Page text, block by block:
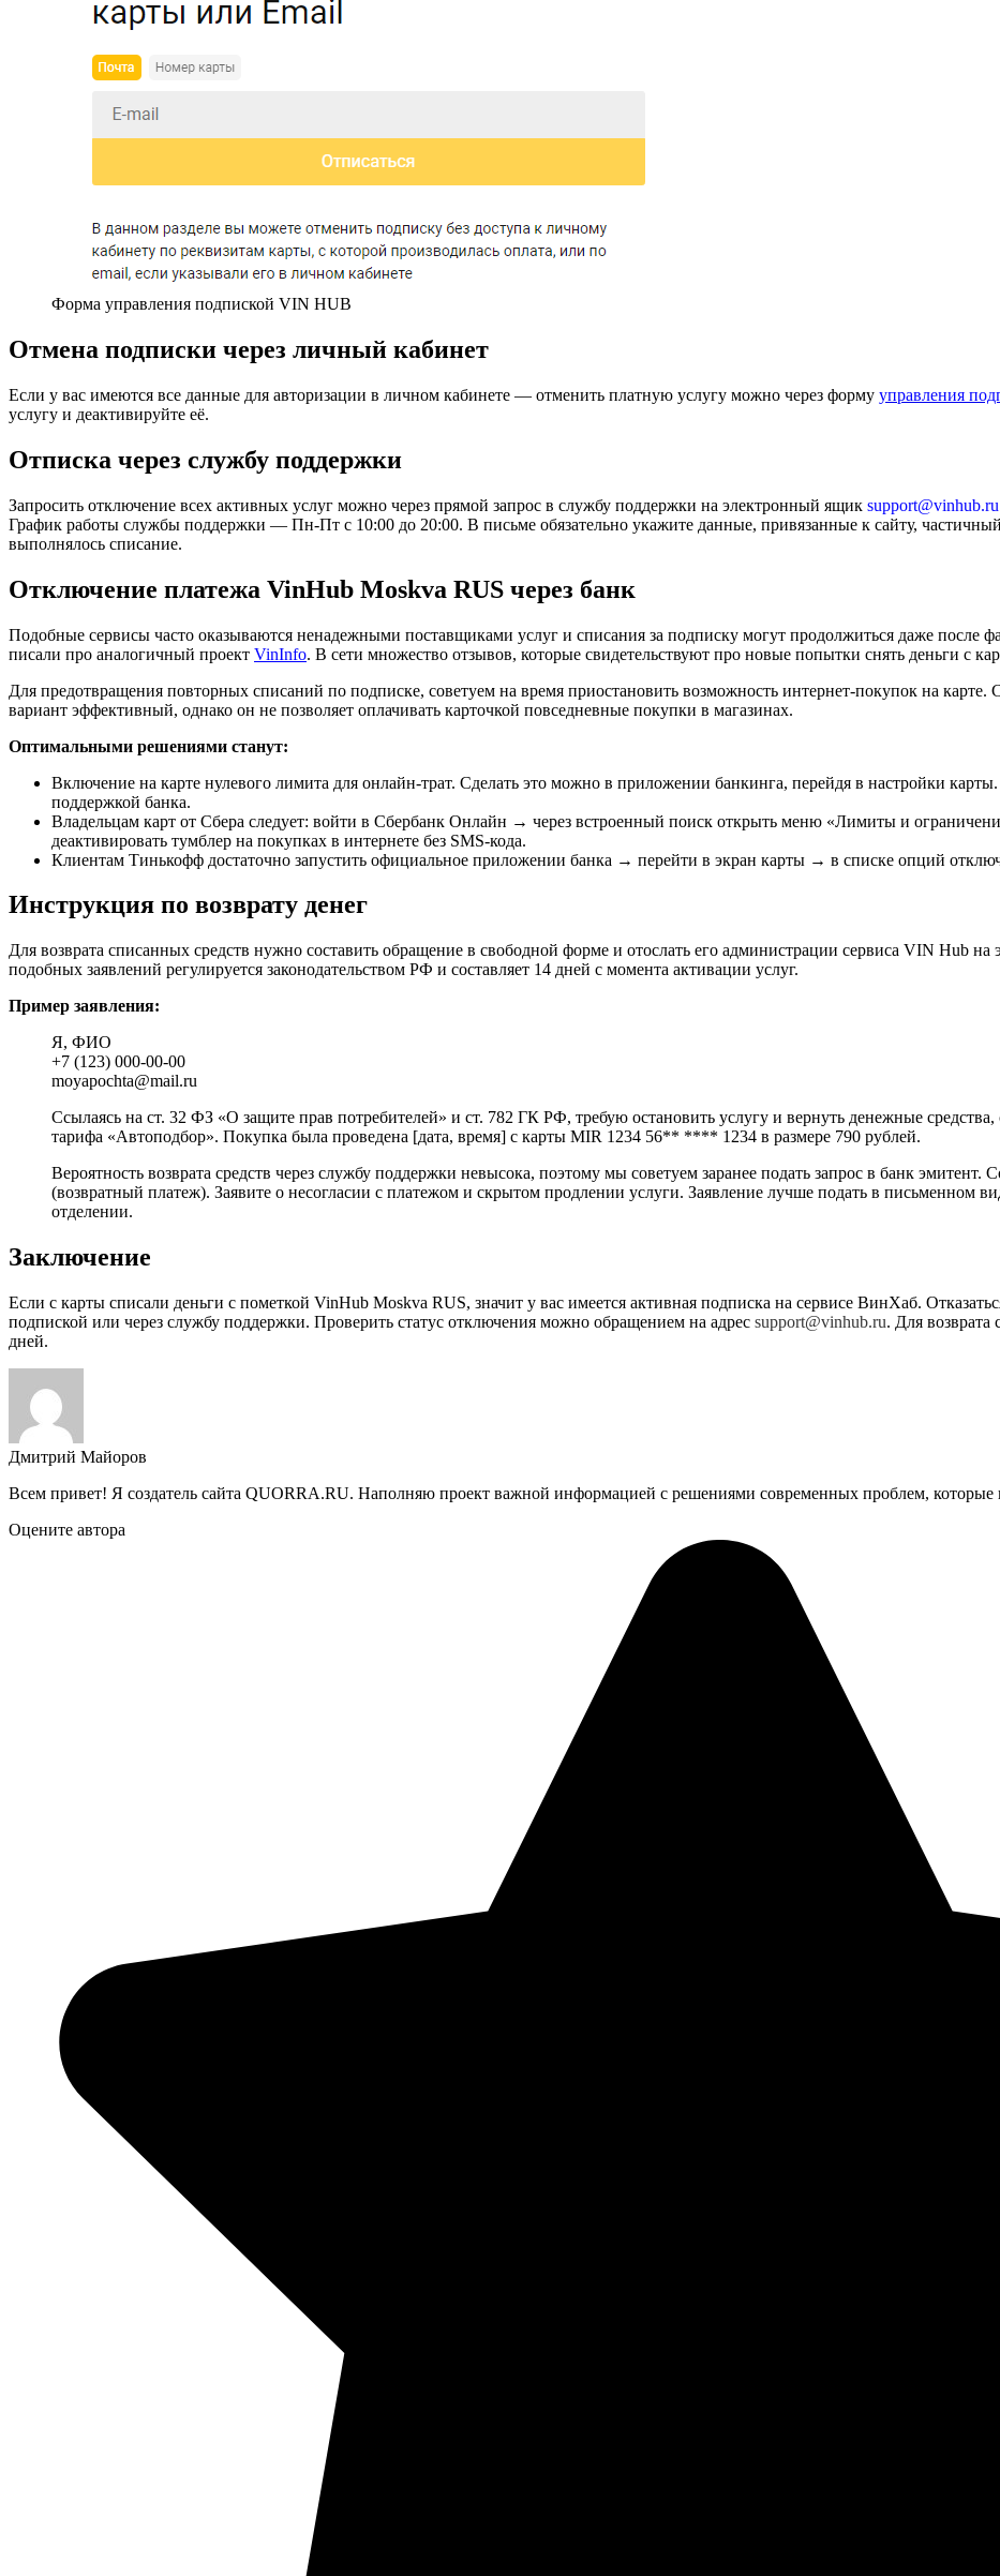
Форма управления подпиской VIN HUB
Отмена подписки через личный кабинет
Если у вас имеются все данные для авторизации в личном кабинете — отменить платную услугу можно через форму управления
услугу и деактивируйте её.
Отписка через службу поддержки
Запросить отключение всех активных услуг можно через прямой запрос в службу поддержки на электронный ящик support@vinhub.ru
График работы службы поддержки — Пн-Пт с 10:00 до 20:00. В письме обязательно укажите данные, привязанные к сайту,
выполнялось списание.
Отключение платежа VinHub Moskva RUS через банк
Подобные сервисы часто оказываются ненадежными поставщиками услуг и списания за подписку могут продолжиться даже после
писали про аналогичный проект VinInfo. В сети множество отзывов, которые свидетельствуют про новые попытки снять деньги с
Для предотвращения повторных списаний по подписке, советуем на время приостановить возможность интернет-покупок на
вариант эффективный, однако он не позволяет оплачивать карточкой повседневные покупки в магазинах.
Оптимальными решениями станут:
Включение на карте нулевого лимита для онлайн-трат. Сделать это можно в приложении банкинга, перейдя в настройки
поддержкой банка.
Владельцам карт от Сбера следует: войти в Сбербанк Онлайн → через встроенный поиск открыть меню «Лимиты и
деактивировать тумблер на покупках в интернете без SMS-кода.
Клиентам Тинькофф достаточно запустить официальное приложении банка → перейти в экран карты → в списке опций
Инструкция по возврату денег
Для возврата списанных средств нужно составить обращение в свободной форме и отослать его администрации сервиса VIN Hub на
подобных заявлений регулируется законодательством РФ и составляет 14 дней с момента активации услуг.
Пример заявления:
Я, ФИО
+7 (123) 000-00-00
moyapochta@mail.ru
Ссылаясь на ст. 32 ФЗ «О защите прав потребителей» и ст. 782 ГК РФ, требую остановить услугу и вернуть денежные
тарифа «Автоподбор». Покупка была проведена [дата, время] с карты MIR 1234 56** **** 1234 в размере 790 рублей.
Вероятность возврата средств через службу поддержки невысока, поэтому мы советуем заранее подать запрос в банк эмитент.
(возвратный платеж). Заявите о несогласии с платежом и скрытом продлении услуги. Заявление лучше подать в
отделении.
Заключение
Если с карты списали деньги с пометкой VinHub Moskva RUS, значит у вас имеется активная подписка на сервисе ВинХаб.
подпиской или через службу поддержки. Проверить статус отключения можно обращением на адрес support@vinhub.ru. Для возврата
дней.
Дмитрий Майоров
Всем привет! Я создатель сайта QUORRA.RU. Наполняю проект важной информацией с решениями современных проблем, которые
Оцените автора